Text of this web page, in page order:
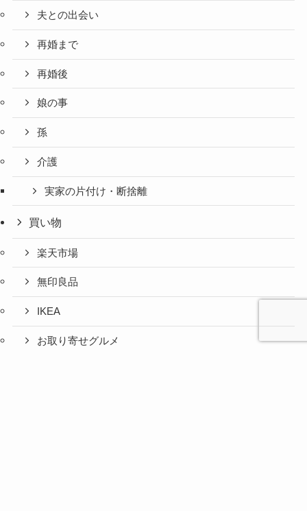
夫との出会い
再婚まで
再婚後
娘の事
孫
介護
実家の片付け・断捨離
買い物
楽天市場
無印良品
IKEA
お取り寄せグルメ